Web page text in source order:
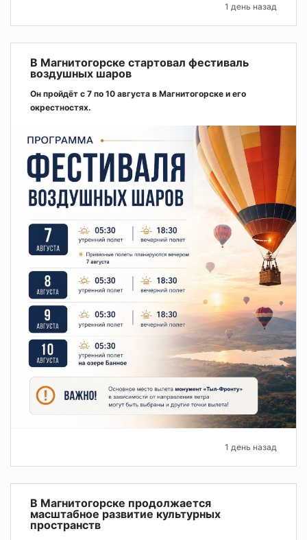
1 день назад
В Магнитогорске стартовал фестиваль
воздушных шаров
Он пройдёт с 7 по 10 августа в Магнитогорске и его
окрестностях.
1 день назад
В Магнитогорске продолжается
масштабное развитие культурных
пространств